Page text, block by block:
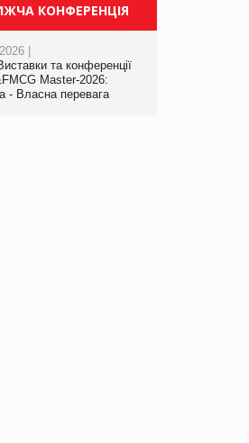
КОНФЕРЕНЦІЯ
|
та конференції
Master-2026:
- Власна перевага